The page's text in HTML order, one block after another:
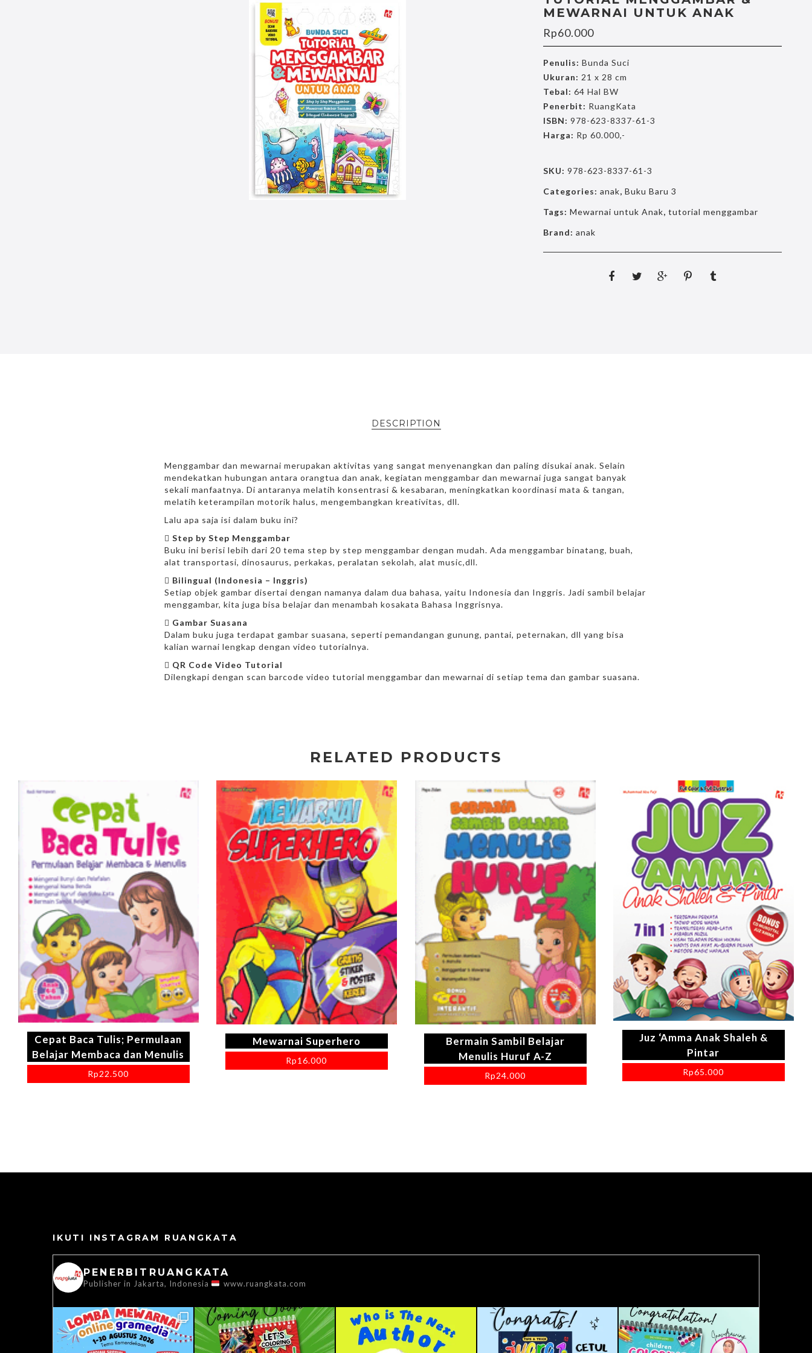
MEWARNAI UNTUK ANAK
Rp60.000
Penulis: Bunda Suci
Ukuran: 21 x 28 cm
Tebal: 64 Hal BW
Penerbit: RuangKata
ISBN: 978-623-8337-61-3
Harga: Rp 60.000,-
SKU:978-623-8337-61-3
Categories:anak,Buku Baru 3
Tags:Mewarnai untuk Anak,tutorial menggambar
Brand:anak
DESCRIPTION
Menggambar dan mewarnai merupakan aktivitas yang sangat menyenangkan dan paling disukai anak. Selain
mendekatkan hubungan antara orangtua dan anak, kegiatan menggambar dan mewarnai juga sangat banyak
sekali manfaatnya. Di antaranya melatih konsentrasi & kesabaran, meningkatkan koordinasi mata & tangan,
melatih keterampilan motorik halus, mengembangkan kreativitas, dll.
Lalu apa saja isi dalam buku ini?
 Step by Step Menggambar
Buku ini berisi lebih dari 20 tema step by step menggambar dengan mudah. Ada menggambar binatang, buah,
alat transportasi, dinosaurus, perkakas, peralatan sekolah, alat music,dll.
 Bilingual (Indonesia – Inggris)
Setiap objek gambar disertai dengan namanya dalam dua bahasa, yaitu Indonesia dan Inggris. Jadi sambil belajar
menggambar, kita juga bisa belajar dan menambah kosakata Bahasa Inggrisnya.
 Gambar Suasana
Dalam buku juga terdapat gambar suasana, seperti pemandangan gunung, pantai, peternakan, dll yang bisa
kalian warnai lengkap dengan video tutorialnya.
 QR Code Video Tutorial
Dilengkapi dengan scan barcode video tutorial menggambar dan mewarnai di setiap tema dan gambar suasana.
RELATED PRODUCTS
Cepat Baca Tulis; Permulaan
Belajar Membaca dan Menulis
Rp22.500
Mewarnai Superhero
Rp16.000
Bermain Sambil Belajar
Menulis Huruf A-Z
Rp24.000
Juz ‘Amma Anak Shaleh &
Pintar
Rp65.000
IKUTI INSTAGRAM RUANGKATA
PENERBITRUANGKATA
Publisher in Jakarta, Indonesia www.ruangkata.com